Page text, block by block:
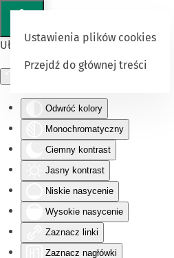
Ułatwienia dostępu
Odwróć kolory
Monochromatyczny
Ciemny kontrast
Jasny kontrast
Niskie nasycenie
Wysokie nasycenie
Zaznacz linki
Zaznacz nagłówki
Ustawienia plików cookies
Przejdź do głównej treści